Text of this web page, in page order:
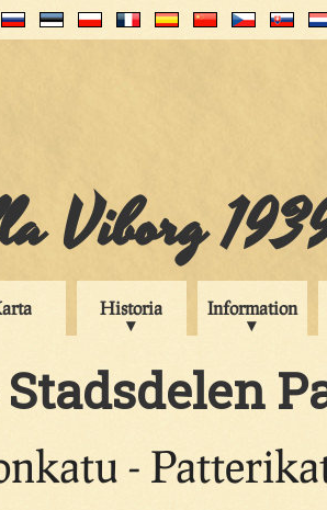
Viborg
Historia Information
Stadsdelen
-